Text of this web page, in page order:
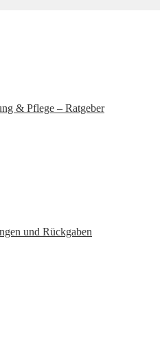
& Pflege – Ratgeber
und Rückgaben